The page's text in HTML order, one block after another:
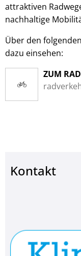
attraktiven
nachhaltige
Über den
dazu einsehen:
ZUM
Kontakt